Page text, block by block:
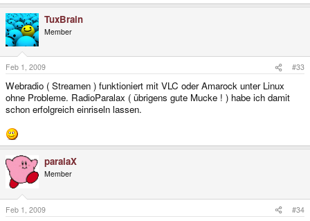
TuxBrain
Member
Feb 1, 2009 #33
Webradio ( Streamen ) funktioniert mit VLC oder Amarock unter Linux
ohne Probleme. RadioParalax ( übrigens gute Mucke ! ) habe ich damit
schon erfolgreich einriseln lassen.
paralaX
Member
Feb 1, 2009 #34